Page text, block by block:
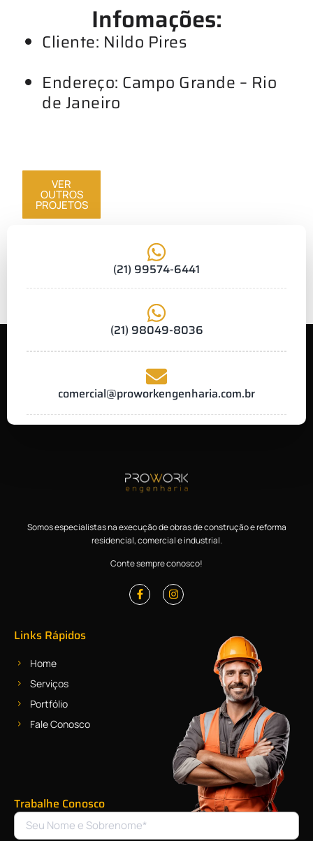
Infomações:
Cliente: Nildo Pires
Endereço: Campo Grande – Rio
de Janeiro
VER
OUTROS
PROJETOS
(21) 99574-6441
(21) 98049-8036
comercial@proworkengenharia.com.br
Somos especialistas na execução de obras de construção e reforma
residencial, comercial e industrial.
Conte sempre conosco!
Links Rápidos
Home
Serviços
Portfólio
Fale Conosco
Trabalhe Conosco